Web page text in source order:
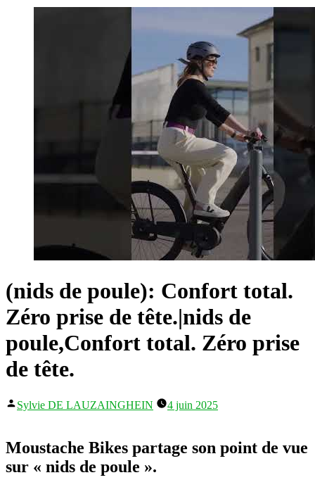
(nids de poule): Confort total.
Zéro prise de tête.|nids de
poule,Confort total. Zéro prise
de tête.
Publié
Sylvie DE LAUZAINGHEIN 4 juin 2025
Moustache Bikes partage son point de vue
sur « nids de poule ».